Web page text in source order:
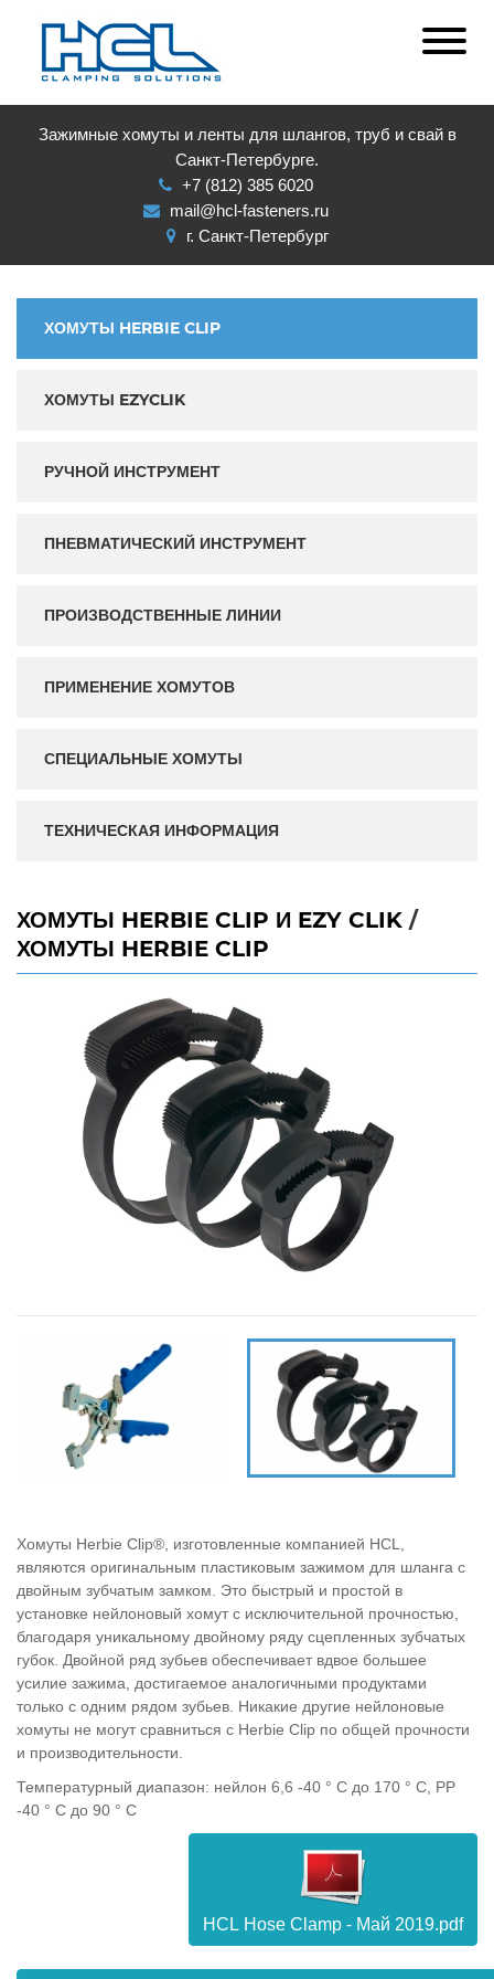
Зажимные хомуты и ленты для шлангов, труб и свай в
Санкт-Петербурге.
+7 (812) 385 6020
mail@hcl-fasteners.ru
г. Санкт-Петербург
ХОМУТЫ HERBIE CLIP
ХОМУТЫ EZYCLIK
РУЧНОЙ ИНСТРУМЕНТ
ПНЕВМАТИЧЕСКИЙ ИНСТРУМЕНТ
ПРОИЗВОДСТВЕННЫЕ ЛИНИИ
ПРИМЕНЕНИЕ ХОМУТОВ
СПЕЦИАЛЬНЫЕ ХОМУТЫ
ТЕХНИЧЕСКАЯ ИНФОРМАЦИЯ
ХОМУТЫ HERBIE CLIP И EZY CLIK /
ХОМУТЫ HERBIE CLIP
Хомуты Herbie Clip®, изготовленные компанией HCL,
являются оригинальным пластиковым зажимом для шланга с
двойным зубчатым замком. Это быстрый и простой в
установке нейлоновый хомут с исключительной прочностью,
благодаря уникальному двойному ряду сцепленных зубчатых
губок. Двойной ряд зубьев обеспечивает вдвое большее
усилие зажима, достигаемое аналогичными продуктами
только с одним рядом зубьев. Никакие другие нейлоновые
хомуты не могут сравниться с Herbie Clip по общей прочности
и производительности.
Температурный диапазон: нейлон 6,6 -40 ° C до 170 ° C, PP
-40 ° C до 90 ° C
HCL Hose Clamp - Май 2019.pdf